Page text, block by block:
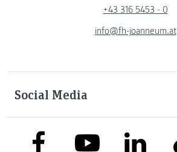
+43 316 5453 - 0
info@fh-joanneum.at
Social Media
link to facebooklink to youtubelink to